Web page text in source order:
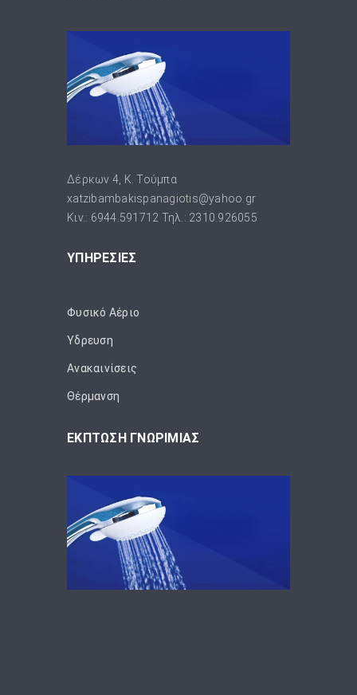
Δέρκων 4, Κ. Τούμπα
xatzibambakispanagiotis@yahoo.gr
Κιν.: 6944.591712 Τηλ.: 2310.926055
ΥΠΗΡΕΣΙΕΣ
Φυσικό Αέριο
Ύδρευση
Ανακαινίσεις
Θέρμανση
ΕΚΠΤΩΣΗ ΓΝΩΡΙΜΙΑΣ